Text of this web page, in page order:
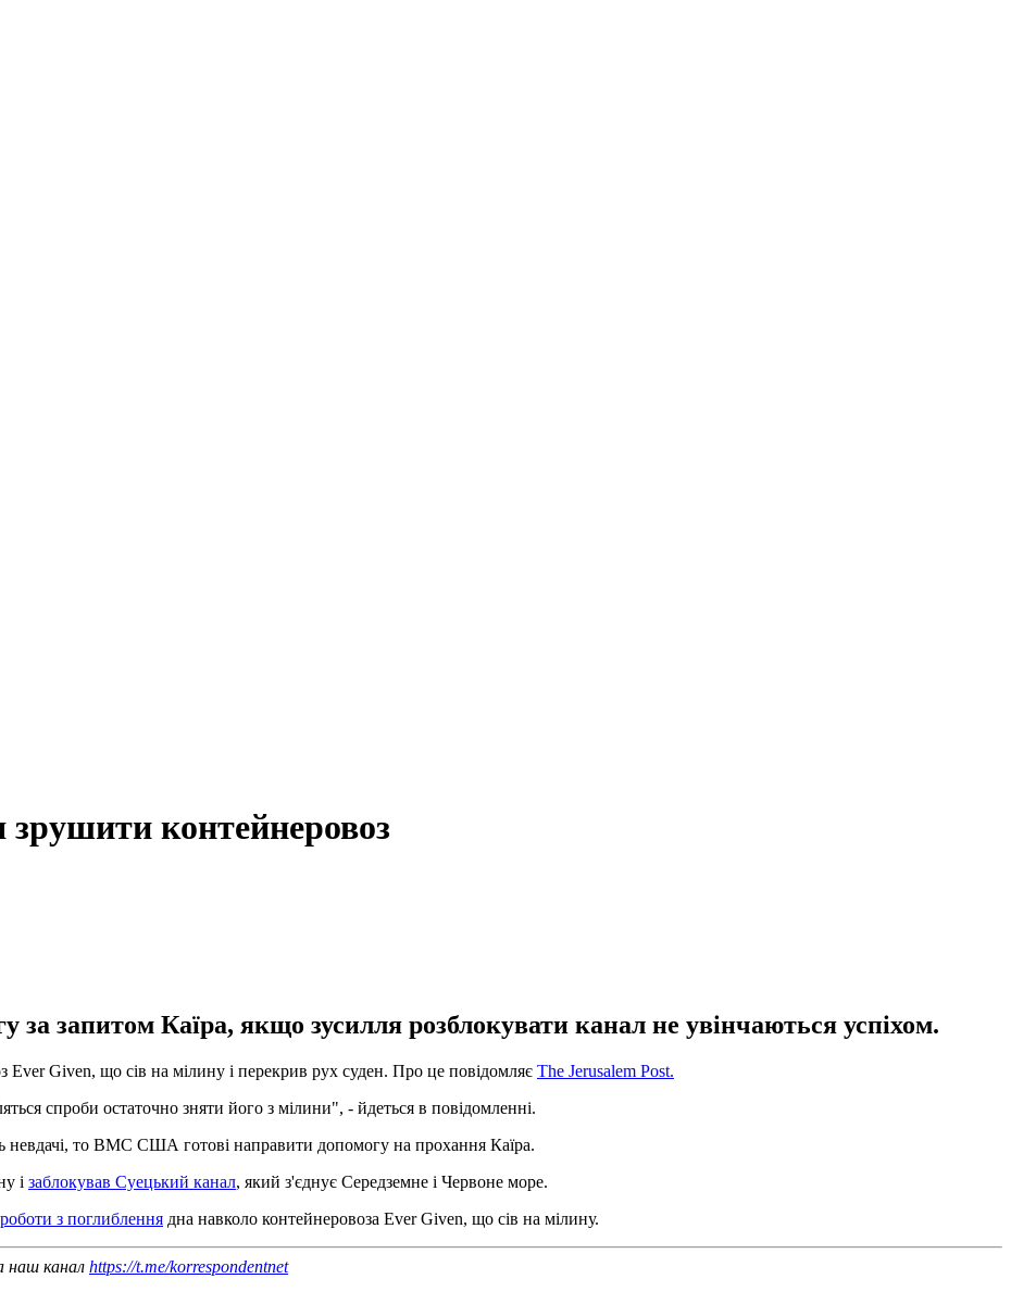
контейнеровоз
запитом Каїра, якщо зусилля розблокувати канал не увінчаються успіхом.
Given, що сів на мілину і перекрив рух суден. Про це повідомляє The Jerusalem Post.
спроби остаточно зняти його з мілини", - йдеться в повідомленні.
невдачі, то ВМС США готові направити допомогу на прохання Каїра.
і заблокував Суецький канал, який з'єднує Середземне і Червоне море.
з поглиблення дна навколо контейнеровоза Ever Given, що сів на мілину.
наш канал https://t.me/korrespondentnet